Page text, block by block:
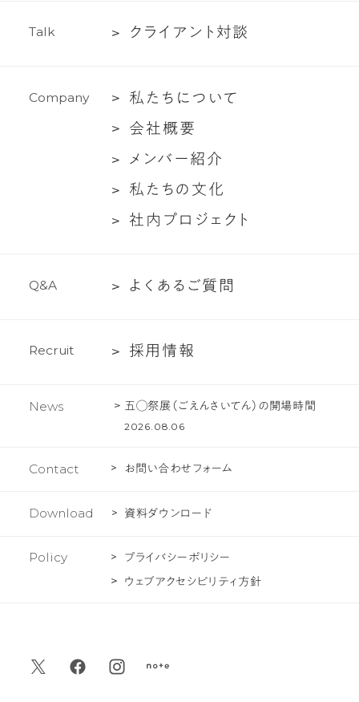
グ
績
Talk
ク
ア
ン
対
談
ク ラ イ ア ン ト 対談
Company
私
に
つ
私 た ち に つ いて
会
要
会社概要
メ
ー
メ ンバ ー紹介
私 私 た ちの 文化
社
ロ
ク
社 内 プロ ジ ェ ク ト
Q&A
よ
る
問
よ く あ る ご質 問
Recruit
採 採用 情報
News 五◯祭展（ごえんさいてん）の開場時間
2026.08.06
Contact お問い合わせフォーム
Download 資料ダウンロード
Policy
プライバシーポリシー
ウェブアクセシビリティ方針